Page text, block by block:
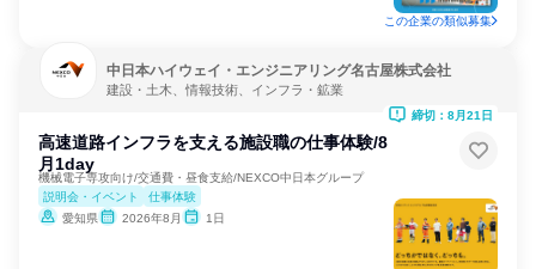
この企業の類似募集
中日本ハイウェイ・エンジニアリング名古屋株式会社
建設・土木、情報技術、インフラ・鉱業
高速道路インフラを支える施設職の仕事体験/8
月1day
機械電子専攻向け/交通費・昼食支給/NEXCO中日本グループ
説明会・イベント
仕事体験
愛知県
2026年8月 1日
締切：8月21日